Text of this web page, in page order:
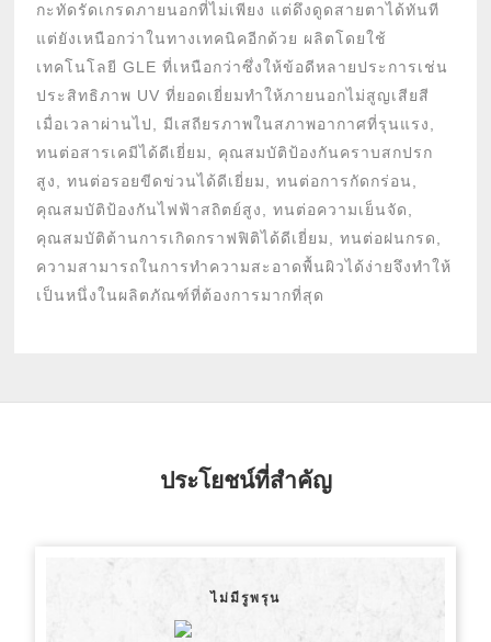
กะทัดรัดเกรดภายนอกที่ไม่เพียง แต่ดึงดูดสายตาได้ทันที
แต่ยังเหนือกว่าในทางเทคนิคอีกด้วย ผลิตโดยใช้
เทคโนโลยี GLE ที่เหนือกว่าซึ่งให้ข้อดีหลายประการเช่น
ประสิทธิภาพ UV ที่ยอดเยี่ยมทำให้ภายนอกไม่สูญเสียสี
เมื่อเวลาผ่านไป, มีเสถียรภาพในสภาพอากาศที่รุนแรง,
ทนต่อสารเคมีได้ดีเยี่ยม, คุณสมบัติป้องกันคราบสกปรก
สูง, ทนต่อรอยขีดข่วนได้ดีเยี่ยม, ทนต่อการกัดกร่อน,
คุณสมบัติป้องกันไฟฟ้าสถิตย์สูง, ทนต่อความเย็นจัด,
คุณสมบัติต้านการเกิดกราฟฟิติได้ดีเยี่ยม, ทนต่อฝนกรด,
ความสามารถในการทำความสะอาดพื้นผิวได้ง่ายจึงทำให้
เป็นหนึ่งในผลิตภัณฑ์ที่ต้องการมากที่สุด
ประโยชน์ที่สำคัญ
ไม่มีรูพรุน